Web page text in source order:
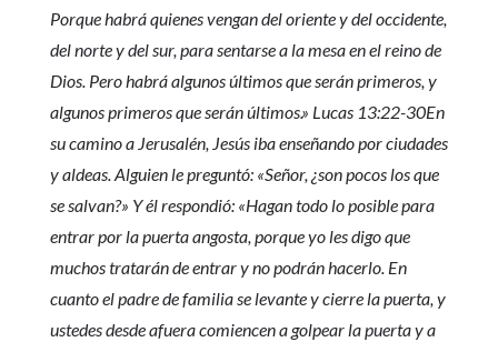
Porque habrá quienes vengan del oriente y del occidente,
del norte y del sur, para sentarse a la mesa en el reino de
Dios. Pero habrá algunos últimos que serán primeros, y
algunos primeros que serán últimos.» Lucas 13:22-30En
su camino a Jerusalén, Jesús iba enseñando por ciudades
y aldeas. Alguien le preguntó: «Señor, ¿son pocos los que
se salvan?» Y él respondió: «Hagan todo lo posible para
entrar por la puerta angosta, porque yo les digo que
muchos tratarán de entrar y no podrán hacerlo. En
cuanto el padre de familia se levante y cierre la puerta, y
ustedes desde afuera comiencen a golpear la puerta y a